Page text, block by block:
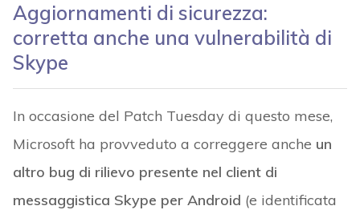
Aggiornamenti di sicurezza:
corretta anche una vulnerabilità di
Skype
In occasione del Patch Tuesday di questo mese,
Microsoft ha provveduto a correggere anche un
altro bug di rilievo presente nel client di
messaggistica Skype per Android (e identificata